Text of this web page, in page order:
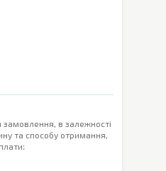
в залежності
та способу отримання,